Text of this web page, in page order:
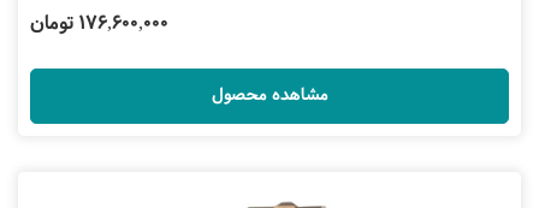
176,600,000 تومان
مشاهده محصول